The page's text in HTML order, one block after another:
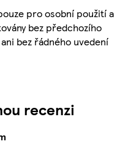
pro osobní použití a
bez předchozího
bez řádného uvedení
recenzi